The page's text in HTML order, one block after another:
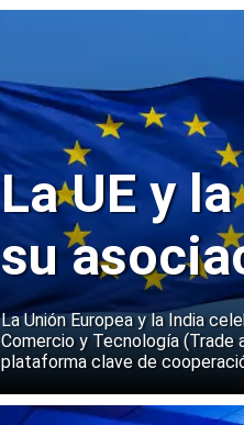
La UE y
su
La Unión Europea y la India
Comercio y Tecnología (Trade
plataforma clave de